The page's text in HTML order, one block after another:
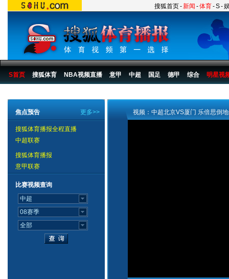
搜狐首页-新闻 -体育-S-
S首页 搜狐体育 NBA视频直播 意甲 中超 国足 德甲 综合 明星视
更多>>
焦点预告
搜狐体育播报全程直播
中超联赛
搜狐体育播报
意甲联赛
比赛视频查询
视频：中超北京VS厦门 乐倍思倒